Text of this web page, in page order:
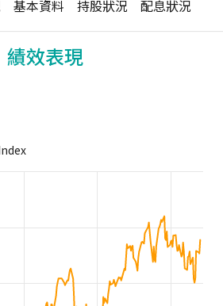
基本資料 持股狀況 配息狀況
績效表現